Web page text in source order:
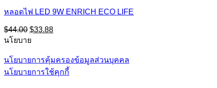
หลอดไฟ LED 9W ENRICH ECO LIFE
$44.00 Original
price
$44.00.
$33.88Current
$33.88.
นโยบาย
นโยบายการคุ้มครองข้อมูลส่วนบุคคล
นโยบายการใช้คุกกี้